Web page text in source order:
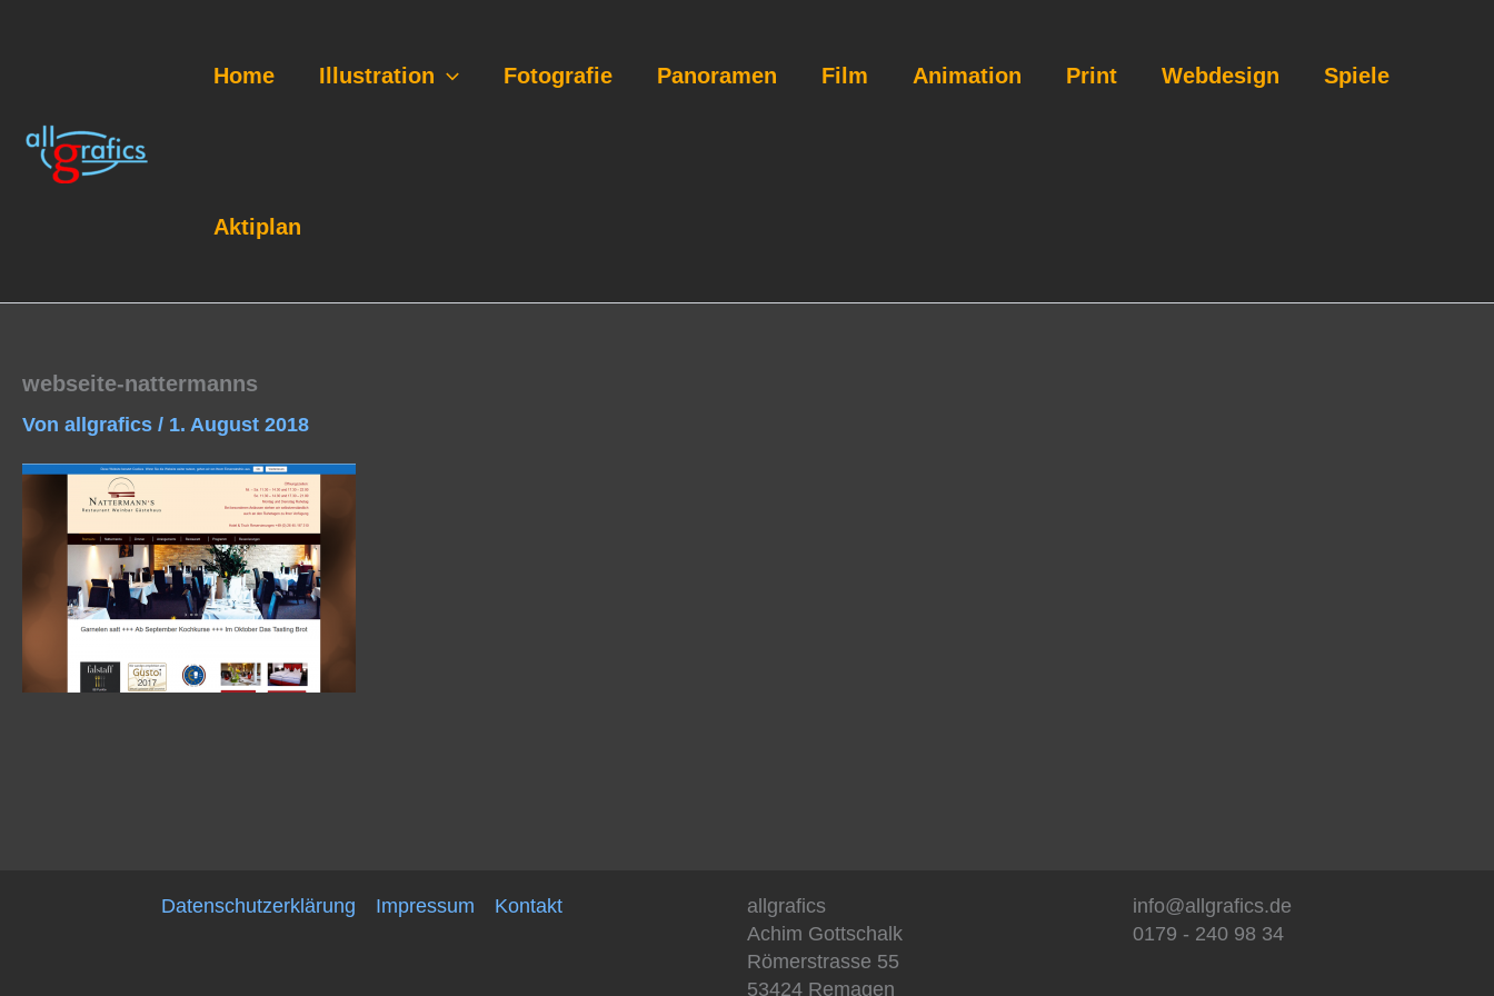
Home Illustration Fotografie Panoramen Film Animation Print Webdesign Spiele
Aktiplan
webseite-nattermanns
Von allgrafics / 1. August 2018
Datenschutzerklärung Impressum Kontakt
allgrafics
Achim Gottschalk
Römerstrasse 55
53424 Remagen
info@allgrafics.de
0179 - 240 98 34